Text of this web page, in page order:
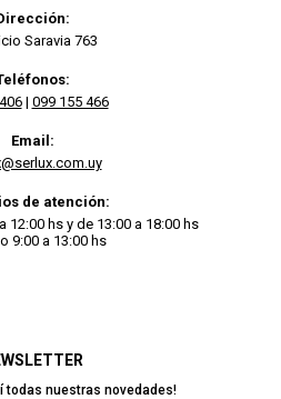
todas nuestras novedades!
Saravia 763
| 099 155 466
Email:
de atención:
12:00 hs y de 13:00 a 18:00 hs
9:00 a 13:00 hs